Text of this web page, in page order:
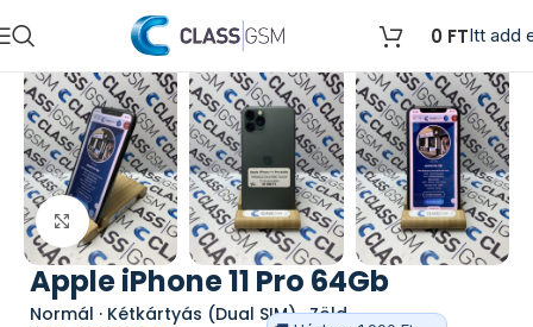
0 FTItt add
Kattints a nagyításhoz
Apple iPhone 11 Pro 64Gb
Normál · Kétkártyás (Dual SIM) · Zöld